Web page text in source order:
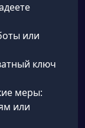
или
ключ
меры:
или